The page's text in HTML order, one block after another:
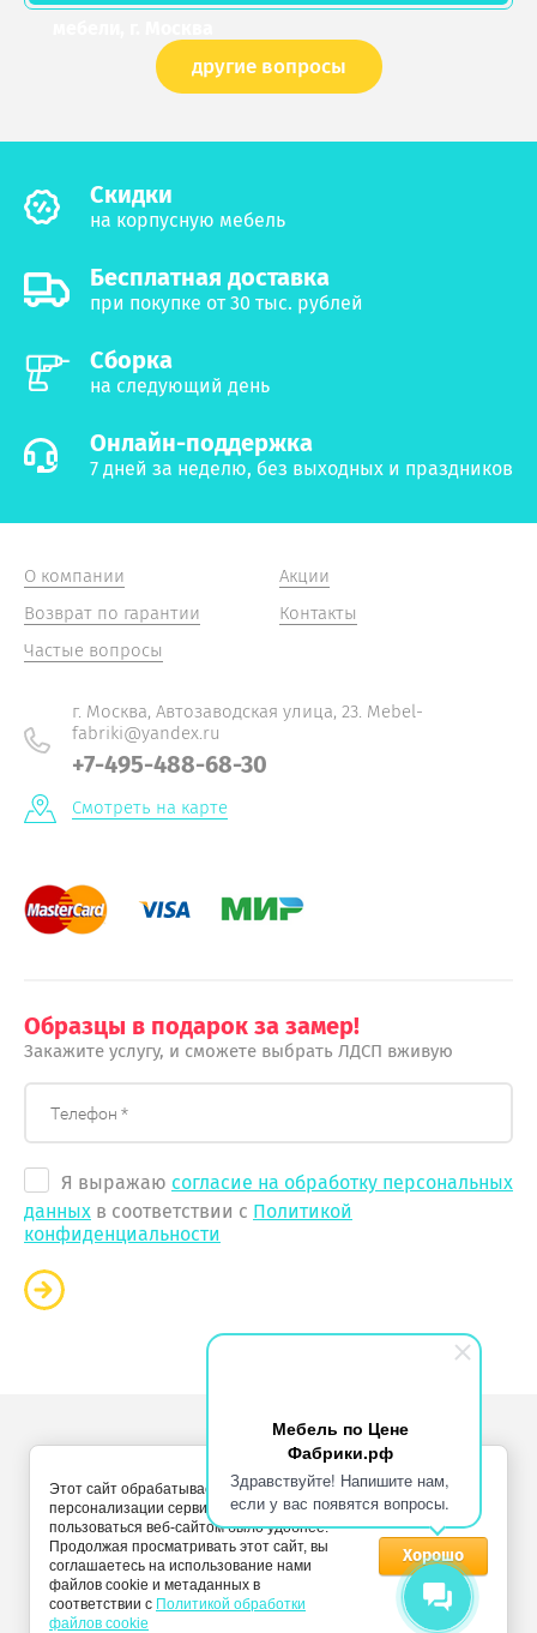
Мебель по Цене
Фабрики.рф
Здравствуйте! Напишите нам,
если у вас появятся вопросы.
другие вопросы
Cкидки
на корпусную мебель
Бесплатная доставка
при покупке от 30 тыс. рублей
Сборка
на следующий день
Онлайн-поддержка
7 дней за неделю, без выходных и праздников
О компании
Возврат по гарантии
Частые вопросы
Акции
Контакты
г. Москва, Автозаводская улица, 23. Mebel-
fabriki@yandex.ru
+7-495-488-68-30
Смотреть на карте
Образцы в подарок за замер!
Закажите услугу, и сможете выбрать ЛДСП вживую
Я выражаю согласие на обработку персональных
данных в соответствии с Политикой
конфиденциальности
Copyright © 2011 - 2026 “Мебель по цене фабрики”
Политика конфиденциальности
Этот сайт обрабатывает Cookies с целью
персонализации сервисов и чтобы
пользоваться веб-сайтом было удобнее.
Продолжая просматривать этот сайт, вы
соглашаетесь на использование нами
файлов cookie и метаданных в
соответствии с Политикой обработки
файлов cookie
Хорошо